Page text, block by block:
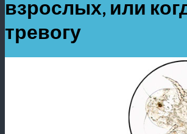
взрослых, или
тревогу